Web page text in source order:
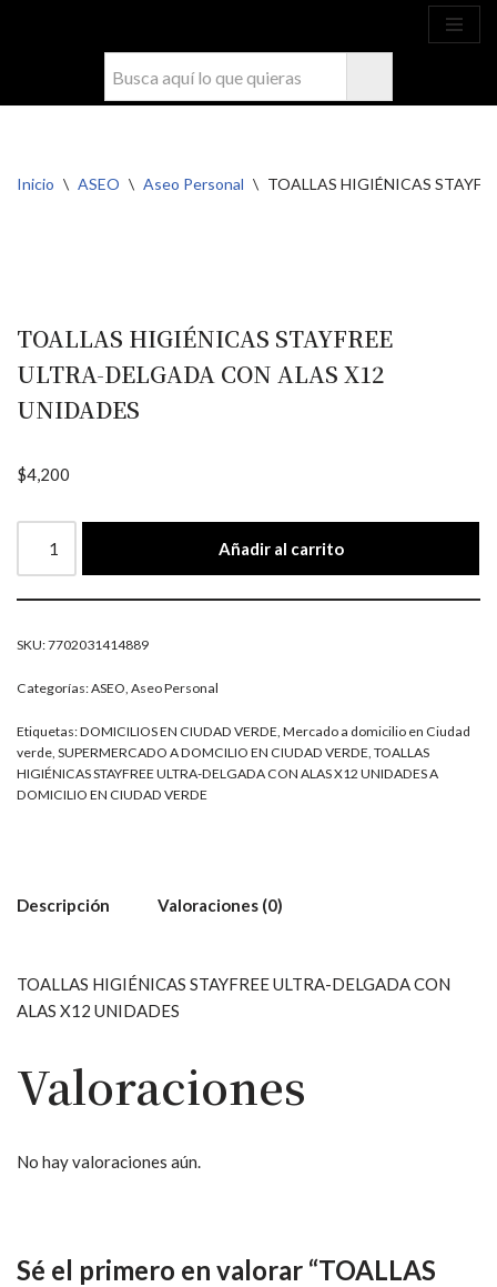
Inicio \ ASEO \ Aseo Personal \ TOALLAS HIGIÉNICAS
TOALLAS HIGIÉNICAS STAYFREE
ULTRA-DELGADA CON ALAS X12
UNIDADES
$4,200
Añadir al carrito
SKU:7702031414889
Categorías:ASEO, Aseo Personal
Etiquetas:DOMICILIOS EN CIUDAD VERDE, Mercado a domicilio en Ciudad
verde, SUPERMERCADO A DOMCILIO EN CIUDAD VERDE, TOALLAS
HIGIÉNICAS STAYFREE ULTRA-DELGADA CON ALAS X12 UNIDADES A
DOMICILIO EN CIUDAD VERDE
Descripción Valoraciones (0)
TOALLAS HIGIÉNICAS STAYFREE ULTRA-DELGADA CON
ALAS X12 UNIDADES
Valoraciones
No hay valoraciones aún.
Sé el primero en valorar “TOALLAS
WhatsApp en Soacha
COMPRAR